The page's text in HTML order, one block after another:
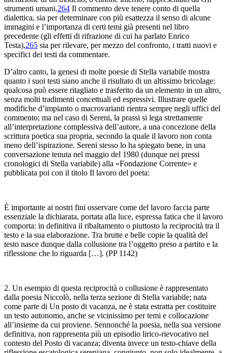
strumenti umani.264 Il commento deve tenere conto di quella
dialettica, sia per determinare con più esattezza il senso di alcune
immagini e l’importanza di certi temi già presenti nel libro
precedente (gli effetti di rifrazione di cui ha parlato Enrico
Testa),265 sia per rilevare, per mezzo del confronto, i tratti nuovi e
specifici dei testi da commentare.
D’altro canto, la genesi di molte poesie di Stella variabile mostra
quanto i suoi testi siano anche il risultato di un altissimo bricolage:
qualcosa può essere ritagliato e trasferito da un elemento in un altro,
senza molti tradimenti concettuali ed espressivi. Illustrare quelle
modifiche d’impianto o macrovarianti rientra sempre negli uffici del
commento; ma nel caso di Sereni, la prassi si lega strettamente
all’interpretazione complessiva dell’autore, a una concezione della
scrittura poetica sua propria, secondo la quale il lavoro non conta
meno dell’ispirazione. Sereni stesso lo ha spiegato bene, in una
conversazione tenuta nel maggio del 1980 (dunque nei pressi
cronologici di Stella variabile) alla «Fondazione Corrente» e
pubblicata poi con il titolo Il lavoro del poeta:
È importante ai nostri fini osservare come del lavoro faccia parte
essenziale la dichiarata, portata alla luce, espressa fatica che il lavoro
comporta: in definitiva il ribaltamento o piuttosto la reciprocità tra il
testo e la sua elaborazione. Tra brutte e belle copie la qualità del
testo nasce dunque dalla collusione tra l’oggetto preso a partito e la
riflessione che lo riguarda […]. (PP1142)
2. Un esempio di questa reciprocità o collusione è rappresentato
dalla poesia Niccolò, nella terza sezione di Stella variabile; nata
come parte di Un posto di vacanza, ne è stata estratta per costituire
un testo autonomo, anche se vicinissimo per temi e collocazione
all’insieme da cui proviene. Sennonché la poesia, nella sua versione
definitiva, non rappresenta più un episodio lirico-rievocativo nel
contesto del Posto di vacanza; diventa invece un testo-chiave della